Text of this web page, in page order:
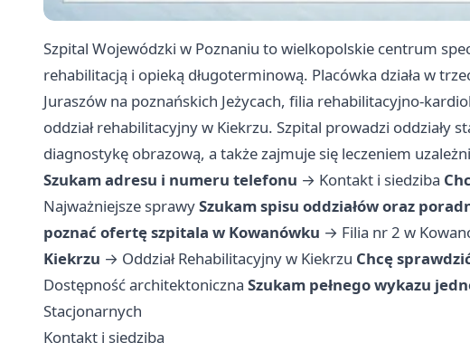
Szpital Wojewódzki w Poznaniu to wielkopolskie centrum
rehabilitacją i opieką długoterminową. Placówka działa w
Juraszów na poznańskich Jeżycach, filia rehabilitacyjno-
oddział rehabilitacyjny w Kiekrzu. Szpital prowadzi oddziały
diagnostykę obrazową, a także zajmuje się leczeniem
Szukam adresu i numeru telefonu → Kontakt i siedziba
Najważniejsze sprawySzukam spisu oddziałów oraz
poznać ofertę szpitala w Kowanówku → Filia nr 2 w
Kiekrzu → Oddział Rehabilitacyjny w Kiekrzu Chcę
Dostępność architektoniczna Szukam pełnego wykazu
Stacjonarnych
Kontakt i siedziba